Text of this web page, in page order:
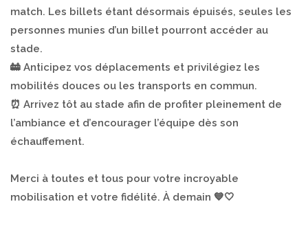
match. Les billets étant désormais épuisés, seules les
personnes munies d’un billet pourront accéder au
stade.
🚋 Anticipez vos déplacements et privilégiez les
mobilités douces ou les transports en commun.
⏰ Arrivez tôt au stade afin de profiter pleinement de
l’ambiance et d’encourager l’équipe dès son
échauffement.
Merci à toutes et tous pour votre incroyable
mobilisation et votre fidélité. À demain 💙🤍